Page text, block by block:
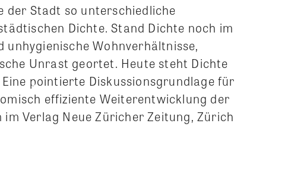
der Stadt so unterschiedliche
Dichte. Stand Dichte noch im
Wohnverhältnisse,
Unrast geortet. Heute steht Dichte
pointierte Diskussionsgrundlage für
effiziente Weiterentwicklung der
Verlag Neue Züricher Zeitung, Zürich